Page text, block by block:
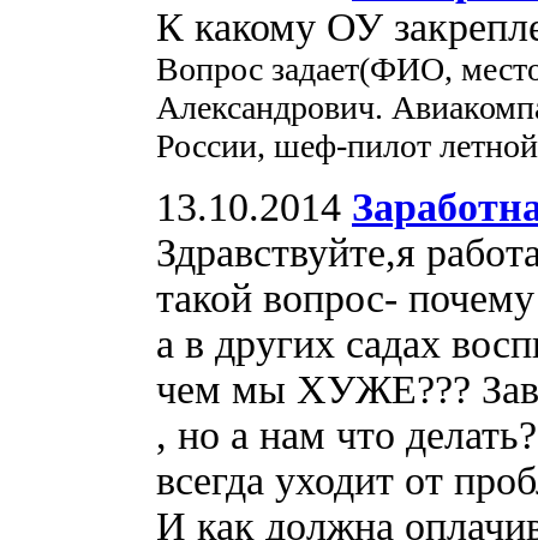
К какому ОУ
Вопрос задает(ФИО,
Александрович.
России, шеф-пилот
13.10.2014
Здравствуйте,я
такой вопрос-
а в других садах
чем мы ХУЖЕ???
, но а нам что
всегда уходит от
И как должна